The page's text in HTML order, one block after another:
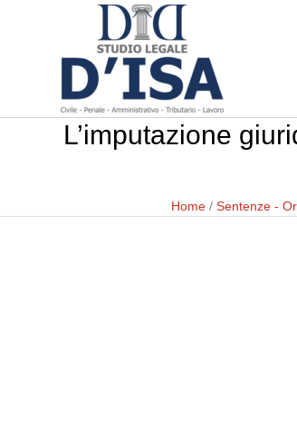
L’imputazione
Home / Sentenze -